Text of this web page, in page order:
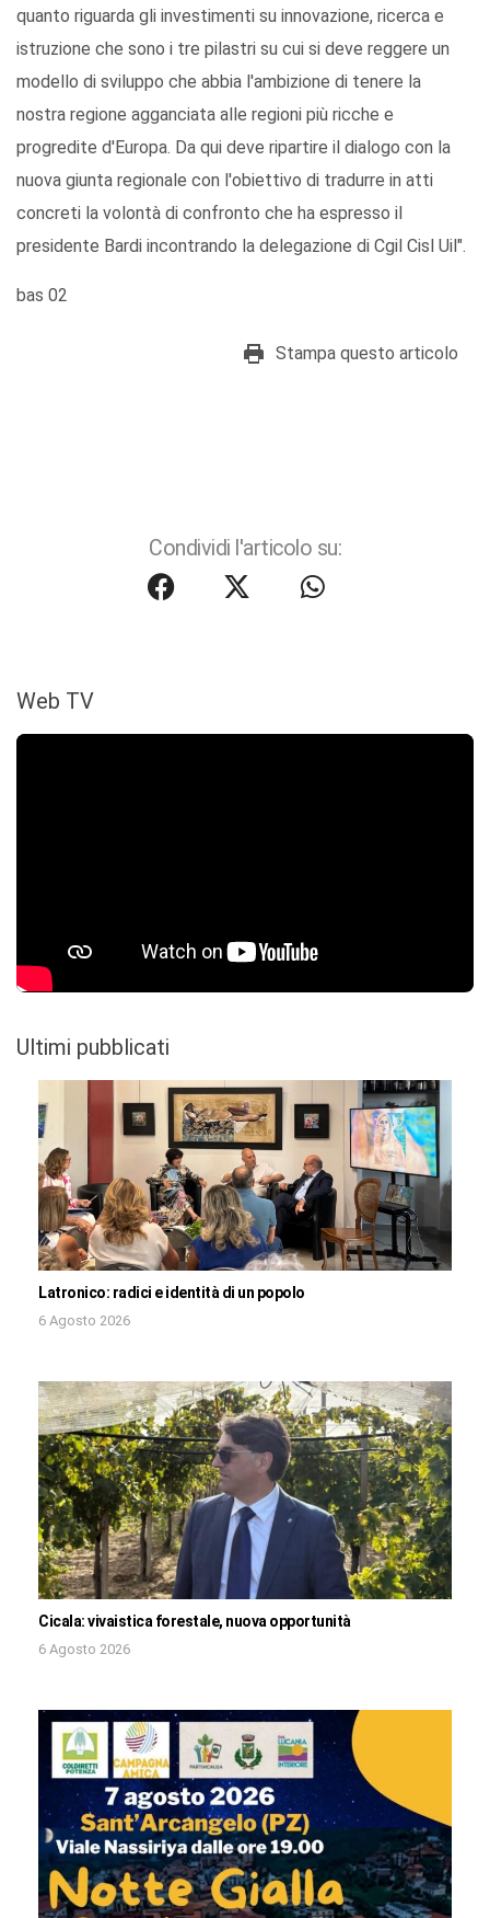
quanto riguarda gli investimenti su innovazione, ricerca e
istruzione che sono i tre pilastri su cui si deve reggere un
modello di sviluppo che abbia l'ambizione di tenere la
nostra regione agganciata alle regioni più ricche e
progredite d'Europa. Da qui deve ripartire il dialogo con la
nuova giunta regionale con l'obiettivo di tradurre in atti
concreti la volontà di confronto che ha espresso il
presidente Bardi incontrando la delegazione di Cgil Cisl Uil".
bas 02
Stampa questo articolo
Condividi l'articolo su:
Web TV
Ultimi pubblicati
Latronico: radici e identità di un popolo
6 Agosto 2026
Cicala: vivaistica forestale, nuova opportunità
6 Agosto 2026